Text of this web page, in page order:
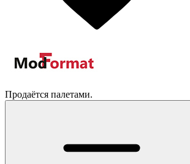
Продаётся палетами.